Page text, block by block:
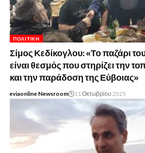
ΠΟΛΙΤΙΚΉ
Σίμος Κεδίκογλου: «Το παζάρι
είναι θεσμός που στηρίζει την
και την παράδοση της Εύβοιας»
eviaonline Newsroom 11 Οκτωβρίου 2025